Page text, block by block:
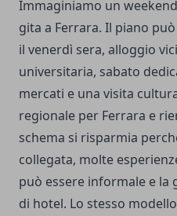
Immaginiamo un
gita a Ferrara. Il piano
il venerdì sera, alloggio
universitaria, sabato
mercati e una visita
regionale per Ferrara e
schema si risparmia
collegata, molte
può essere informale e la
di hotel. Lo stesso